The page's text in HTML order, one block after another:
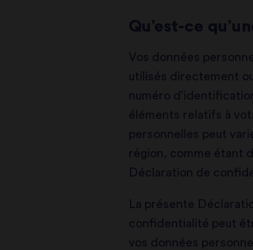
Qu’est-ce
Vos données
utilisés directement
numéro
éléments relatifs à
personnelles peut
région, comme étant
Déclaration de
La présente
confidentialité peut
vos données